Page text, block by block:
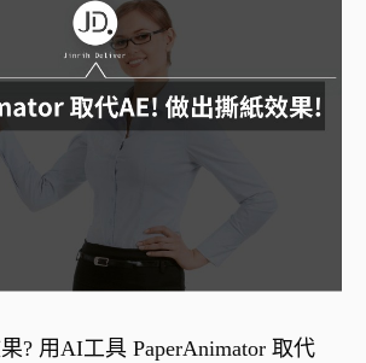
? 用AI工具 PaperAnimator 取代